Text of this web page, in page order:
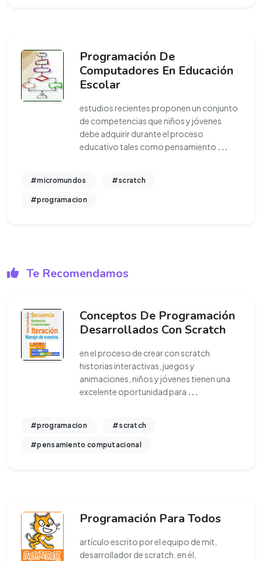
Programación De
Computadores En Educación
Escolar
estudios recientes proponen un conjunto
de competencias que niños y jóvenes
debe adquirir durante el proceso
educativo tales como pensamiento ...
#micromundos #scratch
#programacion
Te Recomendamos
Conceptos De Programación
Desarrollados Con Scratch
en el proceso de crear con scratch
historias interactivas, juegos y
animaciones, niños y jóvenes tienen una
excelente oportunidad para ...
#programacion #scratch
#pensamiento computacional
Programación Para Todos
artículo escrito por el equipo de mit,
desarrollador de scratch. en él,